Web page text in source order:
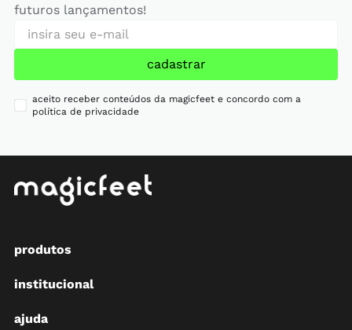
futuros lançamentos!
cadastrar
aceito receber conteúdos da magicfeet e concordo com a
política de privacidade
produtos
institucional
ajuda